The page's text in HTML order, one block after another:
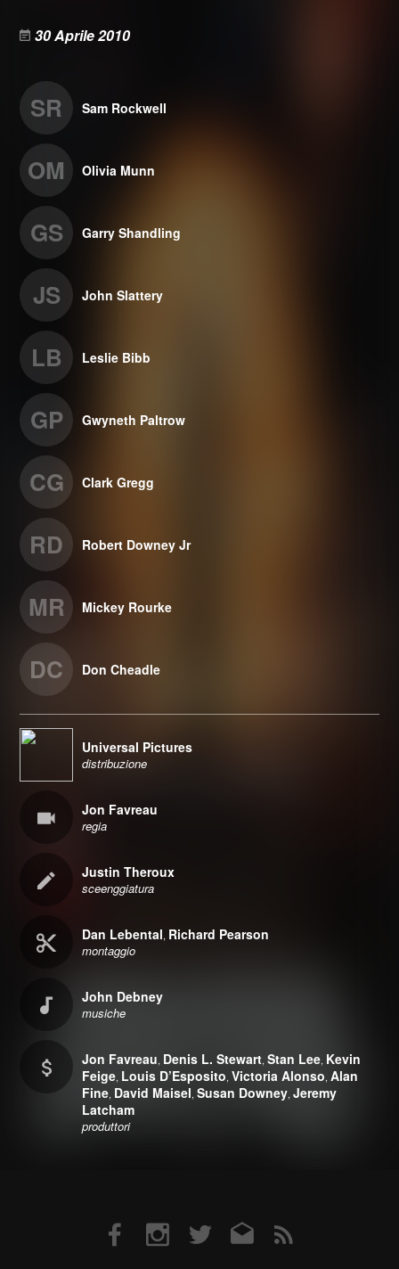
30 Aprile 2010
SR Sam Rockwell
OM Olivia Munn
GS Garry Shandling
JS John Slattery
LB Leslie Bibb
GP Gwyneth Paltrow
CG Clark Gregg
RD Robert Downey Jr
MR Mickey Rourke
DC Don Cheadle
Universal Pictures
distribuzione
Jon Favreau
regia
Justin Theroux
sceenggiatura
Dan Lebental, Richard Pearson
montaggio
John Debney
musiche
Jon Favreau, Denis L. Stewart,Stan Lee, Kevin
Feige, Louis D’Esposito,Victoria Alonso,Alan
Fine, David Maisel,Susan Downey,Jeremy
Latcham
produttori